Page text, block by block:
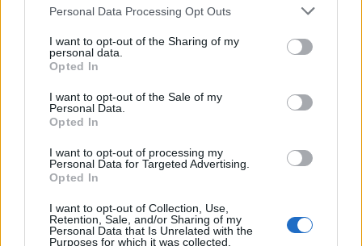
Please note that this website/app uses one or more Google
not limited to your visit or usage behaviour. You may click to
grant or deny consent to Google and its third-party tags to
use your data for below specified purposes in below Google
consent section.
Personal Data Processing Opt Outs
I want to opt-out of the Sharing of my
personal data.
Opted In
I want to opt-out of the Sale of my
Personal Data.
Opted In
I want to opt-out of processing my
Personal Data for Targeted Advertising.
Opted In
I want to opt-out of Collection, Use,
Retention, Sale, and/or Sharing of my
Personal Data that Is Unrelated with the
Purposes for which it was collected.